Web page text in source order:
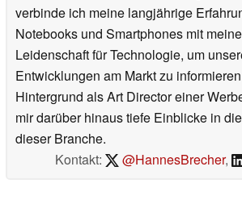
verbinde ich meine langjährige
Notebooks und Smartphones mit
Leidenschaft für Technologie, um
Entwicklungen am Markt zu
Hintergrund als Art Director einer
mir darüber hinaus tiefe Einblicke in
dieser Branche.
Kontakt:
@HannesBrecher,